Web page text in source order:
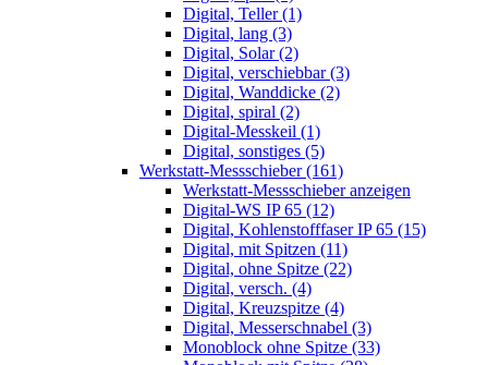
Digital, Teller (1)
Digital, lang (3)
Digital, Solar (2)
Digital, verschiebbar (3)
Digital, Wanddicke (2)
Digital, spiral (2)
Digital-Messkeil (1)
Digital, sonstiges (5)
Werkstatt-Messschieber (161)
Werkstatt-Messschieber anzeigen
Digital-WS IP 65 (12)
Digital, Kohlenstofffaser IP 65 (15)
Digital, mit Spitzen (11)
Digital, ohne Spitze (22)
Digital, versch. (4)
Digital, Kreuzspitze (4)
Digital, Messerschnabel (3)
Monoblock ohne Spitze (33)